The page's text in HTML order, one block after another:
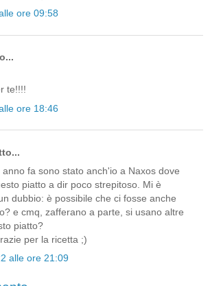
ore 09:58
te!!!!
ore 18:46
fa sono stato anch'io a Naxos dove
piatto a dir poco strepitoso. Mi è
dubbio: è possibile che ci fosse anche
e cmq, zafferano a parte, si usano altre
piatto?
per la ricetta ;)
alle ore 21:09